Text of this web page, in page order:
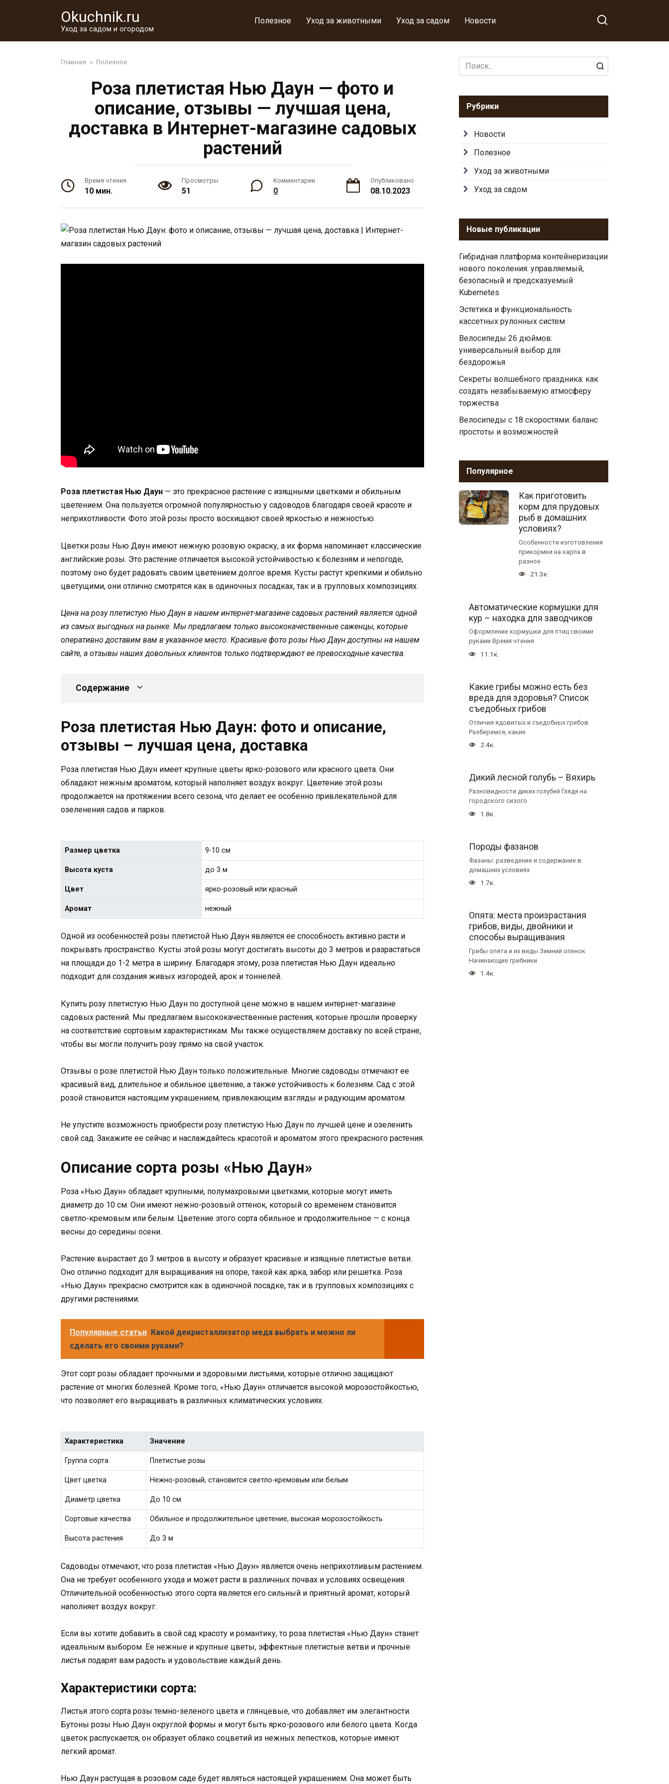
Okuchnik.ru
Уход за садом и огородом
Полезное Уход за животными Уход за садом Новости
Главная » Полезное
Роза плетистая Нью Даун — фото и
описание, отзывы — лучшая цена,
доставка в Интернет-магазине садовых
растений
Время чтения
10 мин.
Просмотры
51
Комментарии
0
Опубликовано
08.10.2023
Роза плетистая Нью Даун — это прекрасное растение с изящными цветками и обильным
цветением. Она пользуется огромной популярностью у садоводов благодаря своей красоте и
неприхотливости. Фото этой розы просто восхищают своей яркостью и нежностью.
Цветки розы Нью Даун имеют нежную розовую окраску, а их форма напоминает классические
английские розы. Это растение отличается высокой устойчивостью к болезням и непогоде,
поэтому оно будет радовать своим цветением долгое время. Кусты растут крепкими и обильно
цветущими, они отлично смотрятся как в одиночных посадках, так и в групповых композициях.
Цена на розу плетистую Нью Даун в нашем интернет-магазине садовых растений является одной
из самых выгодных на рынке. Мы предлагаем только высококачественные саженцы, которые
оперативно доставим вам в указанное место. Красивые фото розы Нью Даун доступны на нашем
сайте, а отзывы наших довольных клиентов только подтверждают ее превосходные качества.
Содержание
Роза плетистая Нью Даун: фото и описание,
отзывы – лучшая цена, доставка
Роза плетистая Нью Даун имеет крупные цветы ярко-розового или красного цвета. Они
обладают нежным ароматом, который наполняет воздух вокруг. Цветение этой розы
продолжается на протяжении всего сезона, что делает ее особенно привлекательной для
озеленения садов и парков.
Размер цветка 9-10 см
Высота куста до 3 м
Цвет ярко-розовый или красный
Аромат нежный
Одной из особенностей розы плетистой Нью Даун является ее способность активно расти и
покрывать пространство. Кусты этой розы могут достигать высоты до 3 метров и разрастаться
на площади до 1-2 метра в ширину. Благодаря этому, роза плетистая Нью Даун идеально
подходит для создания живых изгородей, арок и тоннелей.
Купить розу плетистую Нью Даун по доступной цене можно в нашем интернет-магазине
садовых растений. Мы предлагаем высококачественные растения, которые прошли проверку
на соответствие сортовым характеристикам. Мы также осуществляем доставку по всей стране,
чтобы вы могли получить розу прямо на свой участок.
Отзывы о розе плетистой Нью Даун только положительные. Многие садоводы отмечают ее
красивый вид, длительное и обильное цветение, а также устойчивость к болезням. Сад с этой
розой становится настоящим украшением, привлекающим взгляды и радующим ароматом.
Не упустите возможность приобрести розу плетистую Нью Даун по лучшей цене и озеленить
свой сад. Закажите ее сейчас и наслаждайтесь красотой и ароматом этого прекрасного растения.
Описание сорта розы «Нью Даун»
Роза «Нью Даун» обладает крупными, полумахровыми цветками, которые могут иметь
диаметр до 10 см. Они имеют нежно-розовый оттенок, который со временем становится
светло-кремовым или белым. Цветение этого сорта обильное и продолжительное — с конца
весны до середины осени.
Растение вырастает до 3 метров в высоту и образует красивые и изящные плетистые ветви.
Оно отлично подходит для выращивания на опоре, такой как арка, забор или решетка. Роза
«Нью Даун» прекрасно смотрится как в одиночной посадке, так и в групповых композициях с
другими растениями.
Популярные статьи Какой декристаллизатор меда выбрать и можно ли
сделать его своими руками?
Этот сорт розы обладает прочными и здоровыми листьями, которые отлично защищают
растение от многих болезней. Кроме того, «Нью Даун» отличается высокой морозостойкостью,
что позволяет его выращивать в различных климатических условиях.
Характеристика Значение
Группа сорта Плетистые розы
Цвет цветка Нежно-розовый, становится светло-кремовым или белым
Диаметр цветка До 10 см
Сортовые качества Обильное и продолжительное цветение, высокая морозостойкость
Высота растения До 3 м
Садоводы отмечают, что роза плетистая «Нью Даун» является очень неприхотливым растением.
Она не требует особенного ухода и может расти в различных почвах и условиях освещения.
Отличительной особенностью этого сорта является его сильный и приятный аромат, который
наполняет воздух вокруг.
Если вы хотите добавить в свой сад красоту и романтику, то роза плетистая «Нью Даун» станет
идеальным выбором. Ее нежные и крупные цветы, эффектные плетистые ветви и прочные
листья подарят вам радость и удовольствие каждый день.
Характеристики сорта:
Листья этого сорта розы темно-зеленого цвета и глянцевые, что добавляет им элегантности.
Бутоны розы Нью Даун округлой формы и могут быть ярко-розового или белого цвета. Когда
цветок распускается, он образует облако соцветий из нежных лепестков, которые имеют
легкий аромат.
Нью Даун растущая в розовом саде будет являться настоящей украшением. Она может быть
Search
for:
Рубрики
Новости
Полезное
Уход за животными
Уход за садом
Новые публикации
Гибридная платформа контейнеризации
нового поколения: управляемый,
безопасный и предсказуемый
Kubernetes
Эстетика и функциональность
кассетных рулонных систем
Велосипеды 26 дюймов:
универсальный выбор для
бездорожья
Секреты волшебного праздника: как
создать незабываемую атмосферу
торжества
Велосипеды с 18 скоростями: баланс
простоты и возможностей
Популярное
Как приготовить
корм для прудовых
рыб в домашних
условиях?
Особенности изготовления
прикормки на карпа в
разное
21.3к.
Автоматические кормушки для
кур – находка для заводчиков
Оформление кормушки для птиц своими
руками Время чтения
11.1к.
Какие грибы можно есть без
вреда для здоровья? Список
съедобных грибов
Отличия ядовитых и съедобных грибов
Разберемся, какие
2.4к.
Дикий лесной голубь – Вяхирь
Разновидности диких голубей Глядя на
городского сизого
1.8к.
Породы фазанов
Фазаны: разведение и содержание в
домашних условиях
1.7к.
Опята: места произрастания
грибов, виды, двойники и
способы выращивания
Грибы опята и их виды Зимний опенок
Начинающие грибники
1.4к.